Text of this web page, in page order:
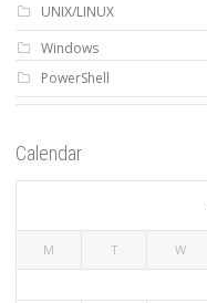
UNIX/LINUX
Windows
PowerShell
Calendar
M T W